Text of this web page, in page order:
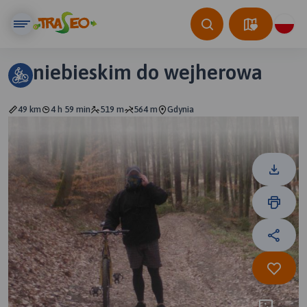
niebieskim do wejherowa
49 km 4 h 59 min 519 m 564 m Gdynia